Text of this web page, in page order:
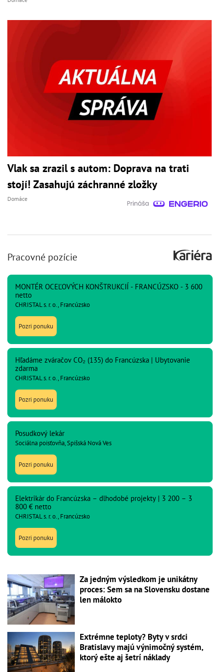
Vlak sa zrazil s autom: Doprava na trati
stojí! Zasahujú záchranné zložky
Domáce
Pracovné pozície
MONTÉR OCEĽOVÝCH KONŠTRUKCIÍ - FRANCÚZSKO - 3 600
netto
CHRISTAL s. r. o., Francúzsko
Pozri ponuku
Hľadáme zváračov CO₂ (135) do Francúzska | Ubytovanie
zdarma
CHRISTAL s. r. o., Francúzsko
Pozri ponuku
Posudkový lekár
Sociálna poisťovňa, Spišská Nová Ves
Pozri ponuku
Elektrikár do Francúzska – dlhodobé projekty | 3 200 – 3
800 € netto
CHRISTAL s. r. o., Francúzsko
Pozri ponuku
Za jedným výsledkom je unikátny
proces: Sem sa na Slovensku dostane
len málokto
Extrémne teploty? Byty v srdci
Bratislavy majú výnimočný systém,
ktorý ešte aj šetrí náklady